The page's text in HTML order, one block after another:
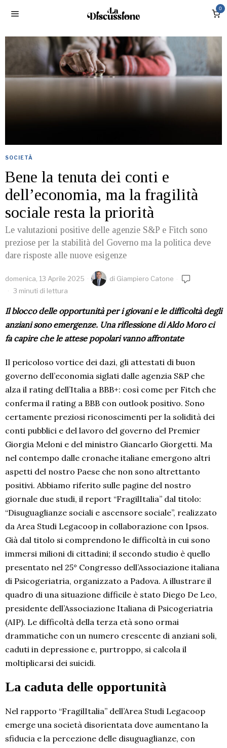
0
SOCIETÀ
Bene la tenuta dei conti e
dell’economia, ma la fragilità
sociale resta la priorità
Le valutazioni positive delle agenzie S&P e Fitch sono
preziose per la stabilità del Governo ma la politica deve
dare risposte alle nuove esigenze
domenica, 13 Aprile 2025 di Giampiero Catone
3 minuti di lettura
Il blocco delle opportunità per i giovani e le difficoltà degli
anziani sono emergenze. Una riflessione di Aldo Moro ci
fa capire che le attese popolari vanno affrontate
Il pericoloso vortice dei dazi, gli attestati di buon
governo dell’economia siglati dalle agenzia S&P che
alza il rating dell’Italia a BBB+: così come per Fitch che
conferma il rating a BBB con outlook positivo. Sono
certamente preziosi riconoscimenti per la solidità dei
conti pubblici e del lavoro del governo del Premier
Giorgia Meloni e del ministro Giancarlo Giorgetti. Ma
nel contempo dalle cronache italiane emergono altri
aspetti del nostro Paese che non sono altrettanto
positivi. Abbiamo riferito sulle pagine del nostro
giornale due studi, il report “FragilItalia” dal titolo:
“Disuguaglianze sociali e ascensore sociale”, realizzato
da Area Studi Legacoop in collaborazione con Ipsos.
Già dal titolo si comprendono le difficoltà in cui sono
immersi milioni di cittadini; il secondo studio è quello
presentato nel 25° Congresso dell’Associazione italiana
di Psicogeriatria, organizzato a Padova. A illustrare il
quadro di una situazione difficile è stato Diego De Leo,
presidente dell’Associazione Italiana di Psicogeriatria
(AIP). Le difficoltà della terza età sono ormai
drammatiche con un numero crescente di anziani soli,
caduti in depressione e, purtroppo, si calcola il
moltiplicarsi dei suicidi.
La caduta delle opportunità
Nel rapporto “FragilItalia” dell’Area Studi Legacoop
emerge una società disorientata dove aumentano la
sfiducia e la percezione delle disuguaglianze, con